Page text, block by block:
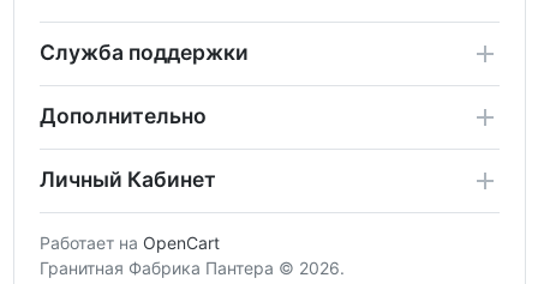
Служба поддержки
Дополнительно
Личный Кабинет
Работает на OpenCart
Гранитная Фабрика Пантера © 2026.